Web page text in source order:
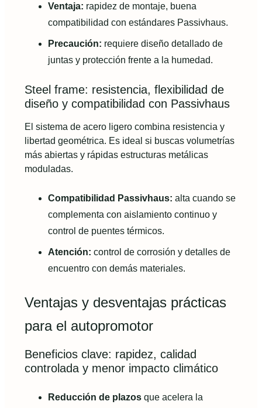
Ventaja: rapidez de montaje, buena
compatibilidad con estándares Passivhaus.
Precaución: requiere diseño detallado de
juntas y protección frente a la humedad.
Steel frame: resistencia, flexibilidad de
diseño y compatibilidad con Passivhaus
El sistema de acero ligero combina resistencia y
libertad geométrica. Es ideal si buscas volumetrías
más abiertas y rápidas estructuras metálicas
moduladas.
Compatibilidad Passivhaus: alta cuando se
complementa con aislamiento continuo y
control de puentes térmicos.
Atención: control de corrosión y detalles de
encuentro con demás materiales.
Ventajas y desventajas prácticas
para el autopromotor
Beneficios clave: rapidez, calidad
controlada y menor impacto climático
Reducción de plazos que acelera la